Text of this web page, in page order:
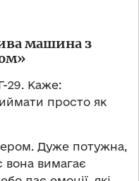
машина з
29. Каже:
просто як
Дуже потужна,
вона вимагає